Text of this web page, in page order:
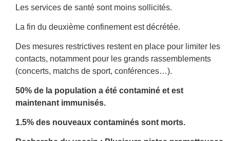
Les services de santé sont moins sollicités.
La fin du deuxième confinement est décrétée.
Des mesures restrictives restent en place pour limiter les
contacts, notamment pour les grands rassemblements
(concerts, matchs de sport, conférences…).
50% de la population a été contaminé et est
maintenant immunisés.
1.5% des nouveaux contaminés sont morts.